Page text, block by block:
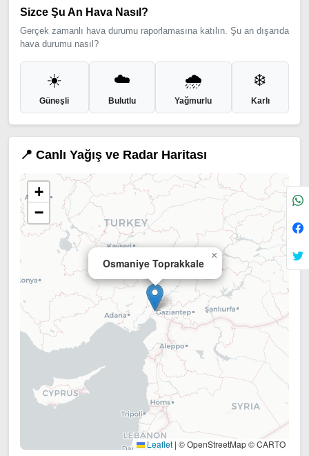
Sizce Şu An Hava Nasıl?
Gerçek zamanlı hava durumu raporlamasına katılın. Şu an dışarıda
hava durumu nasıl?
☀️
Güneşli
☁️
Bulutlu
🌧️
Yağmurlu
❄️
Karlı
📍 Canlı Yağış ve Radar Haritası
Osmaniye Toprakkale
×
+
−
Leaflet | © OpenStreetMap © CARTO